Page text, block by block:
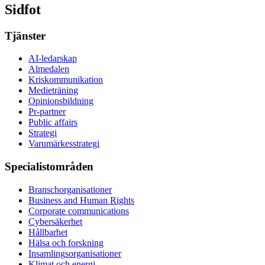
Sidfot
Tjänster
AI-ledarskap
Almedalen
Kris­kommunikation
Medieträning
Opinionsbildning
Pr-partner
Public affairs
Strategi
Varumärkesstrategi
Specialistområden
Branschorganisationer
Business and Human Rights
Corporate communications
Cybersäkerhet
Hållbarhet
Hälsa och forskning
Insamlingsorganisationer